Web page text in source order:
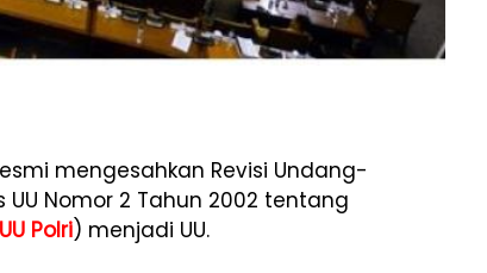
mengesahkan Revisi Undang-
Nomor 2 Tahun 2002 tentang
Polri) menjadi UU.